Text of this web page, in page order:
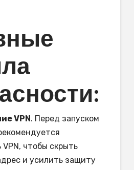
VPN. Перед запуском
VPN, чтобы скрыть
и усилить защиту